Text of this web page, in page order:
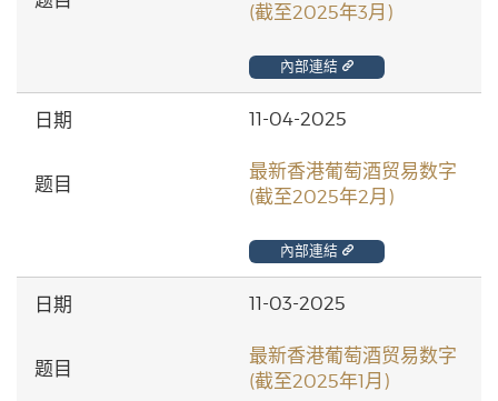
(截至2025年3月)
內部連結
11-04-2025
最新香港葡萄酒贸易数字
(截至2025年2月)
內部連結
11-03-2025
最新香港葡萄酒贸易数字
(截至2025年1月)